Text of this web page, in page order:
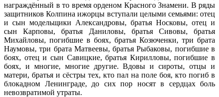
награждённый в то время орденом Красного Знамени. В ряды
защитников Колпина ижорцы вступали целыми семьями: отец
и сын модельщики Александровы, братья Носковы, отец и
сын Карповы, братья Даниловы, братья Сивовы, братья
Михайловы, погибшие в боях, братья Козюченки, три брата
Наумовы, три брата Матвеевы, братья Рыбаковы, погибшие в
боях, отец и сын Савицкие, братья Кирилловы, погибшие в
боях, и многие, многие другие. Вдовы и сироты, отцы и
матери, братья и сёстры тех, кто пал на поле боя, кто погиб в
блокадном Ленинграде, до сих пор носят в сердцах боль
невозвратимой утраты.